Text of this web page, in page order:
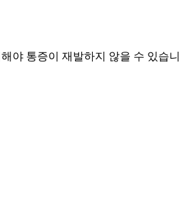
야 통증이 재발하지 않을 수 있습니